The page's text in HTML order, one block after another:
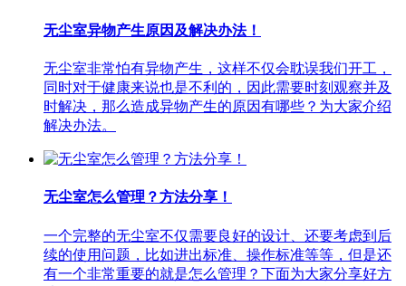
无尘室异物产生原因及解决办法！
无尘室非常怕有异物产生，这样不仅会耽误我们开工，
同时对于健康来说也是不利的，因此需要时刻观察并及
时解决，那么造成异物产生的原因有哪些？为大家介绍
解决办法。
无尘室怎么管理？方法分享！
一个完整的无尘室不仅需要良好的设计、还要考虑到后
续的使用问题，比如进出标准、操作标准等等，但是还
有一个非常重要的就是怎么管理？下面为大家分享好方